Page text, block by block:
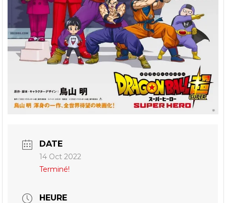
DATE
14 Oct 2022
Terminé!
HEURE